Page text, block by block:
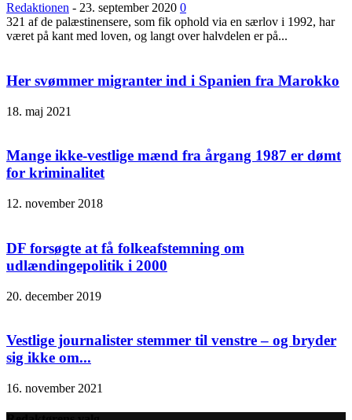
Redaktionen - 23. september 2020 0
321 af de palæstinensere, som fik ophold via en særlov i 1992, har
været på kant med loven, og langt over halvdelen er på...
Her svømmer migranter ind i Spanien fra Marokko
18. maj 2021
Mange ikke-vestlige mænd fra årgang 1987 er dømt
for kriminalitet
12. november 2018
DF forsøgte at få folkeafstemning om
udlændingepolitik i 2000
20. december 2019
Vestlige journalister stemmer til venstre – og bryder
sig ikke om...
16. november 2021